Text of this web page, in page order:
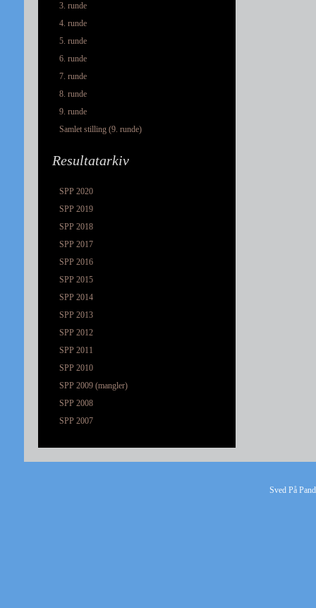
3. runde
4. runde
5. runde
6. runde
7. runde
8. runde
9. runde
Samlet stilling (9. runde)
Resultatarkiv
SPP 2020
SPP 2019
SPP 2018
SPP 2017
SPP 2016
SPP 2015
SPP 2014
SPP 2013
SPP 2012
SPP 2011
SPP 2010
SPP 2009 (mangler)
SPP 2008
SPP 2007
Sved På